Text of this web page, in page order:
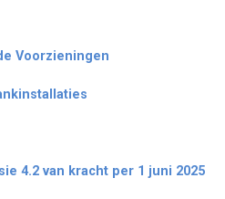
Voorzieningen
4.2 van kracht per 1 juni 2025